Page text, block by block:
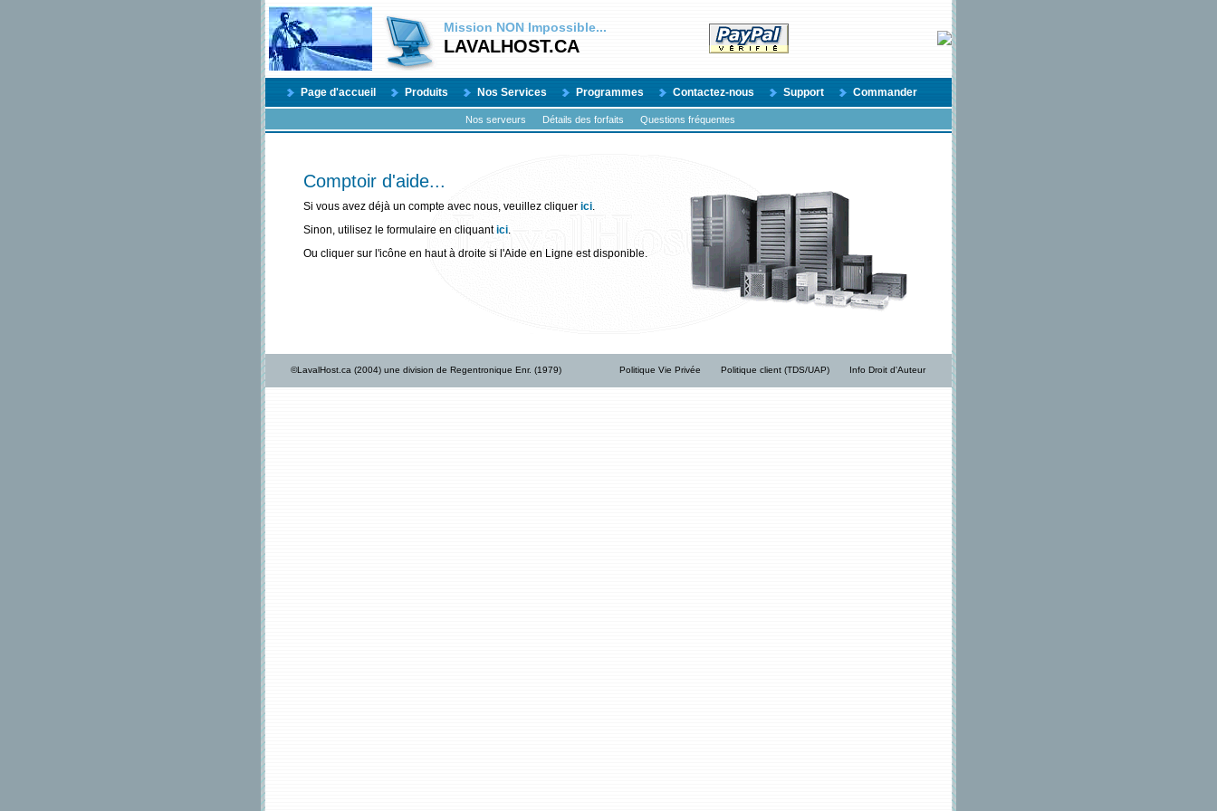
Mission NON Impossible...
LAVALHOST.CA
Page d'accueil Produits Nos Services Programmes Contactez-nous Support Commander
Nos serveurs Détails des forfaits Questions fréquentes
Comptoir d'aide...
Si vous avez déjà un compte avec nous, veuillez cliquer ici.
Sinon, utilisez le formulaire en cliquantici.
Ou cliquer sur l'icône en haut à droite si l'Aide en Ligne est disponible.
©LavalHost.ca (2004) une division de Regentronique Enr. (1979) Politique Vie Privée Politique client (TDS/UAP) Info Droit d'Auteur